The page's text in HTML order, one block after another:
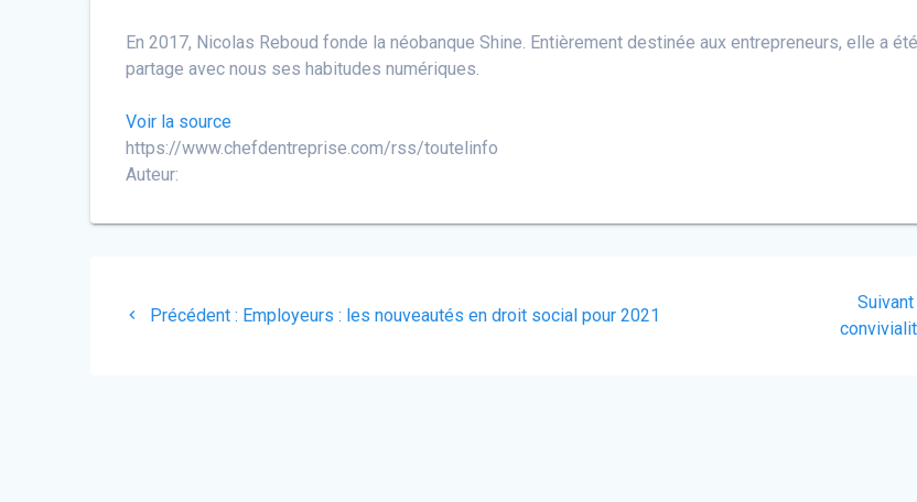
En 2017, Nicolas Reboud fonde la néobanque Shine. Entièrement destinée aux entrepreneurs, elle a
partage avec nous ses habitudes numériques.
Voir la source
https://www.chefdentreprise.com/rss/toutelinfo
Auteur:
de
Précédent : Article
Employeurs : les nouveautés en droit social pour 2021
Suivant